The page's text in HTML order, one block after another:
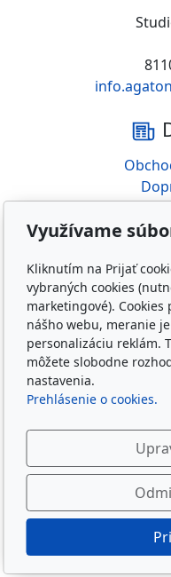
Zásady
Využívame
Kliknutím na Prijať
vybraných cookies
marketingové).
nášho webu, meranie
personalizáciu reklám.
môžete slobodne
nastavenia.
Prehlásenie o cookies.